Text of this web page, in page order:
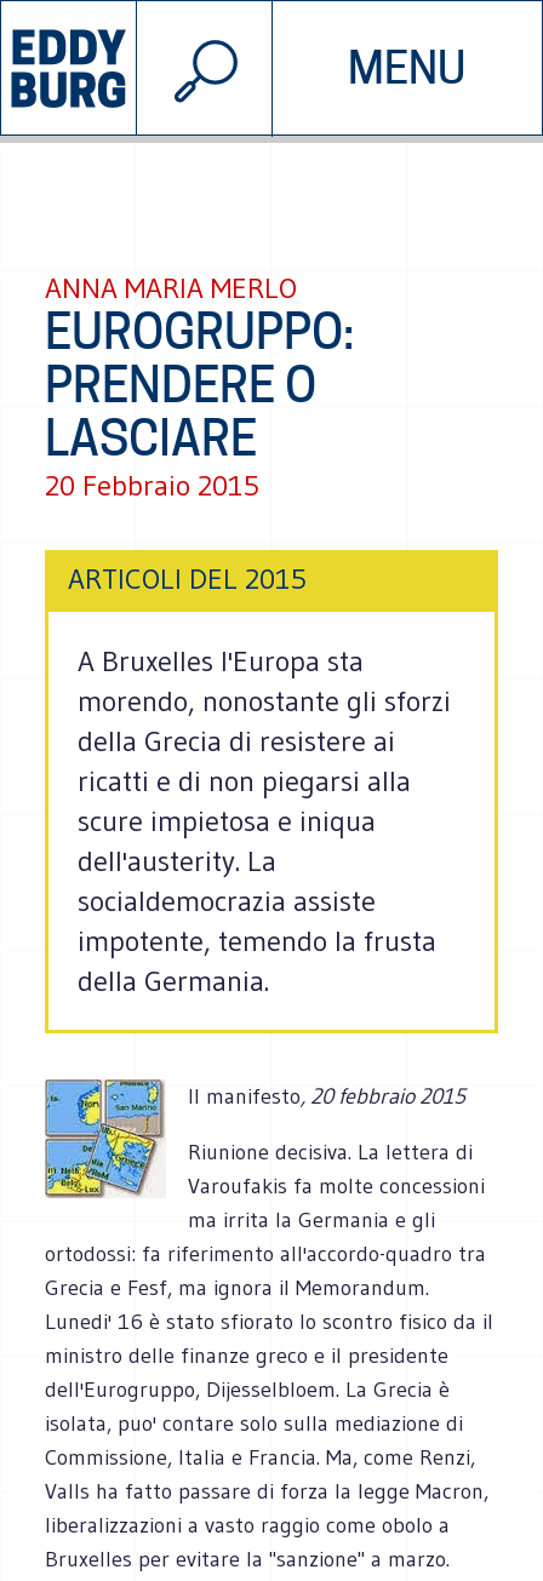
MENU
INIZIATIVE CHI SIAMO
© 2026 EDDYBURG
ANNA MARIA MERLO
EUROGRUPPO:
PRENDERE O
LASCIARE
20 Febbraio 2015
ARTICOLI DEL 2015
A Bruxelles l'Europa sta
morendo, nonostante gli sforzi
della Grecia di resistere ai
ricatti e di non piegarsi alla
scure impietosa e iniqua
dell'austerity. La
socialdemocrazia assiste
impotente, temendo la frusta
della Germania.
Il manifesto, 20 febbraio 2015
Riunione decisiva. La lettera di
Varoufakis fa molte concessioni
ma irrita la Germania e gli
ortodossi: fa riferimento all'accordo-quadro tra
Grecia e Fesf, ma ignora il Memorandum.
Lunedi' 16 è stato sfiorato lo scontro fisico da il
ministro delle finanze greco e il presidente
dell'Eurogruppo, Dijesselbloem. La Grecia è
isolata, puo' contare solo sulla mediazione di
Commissione, Italia e Francia. Ma, come Renzi,
Valls ha fatto passare di forza la legge Macron,
liberalizzazioni a vasto raggio come obolo a
Bruxelles per evitare la "sanzione" a marzo.